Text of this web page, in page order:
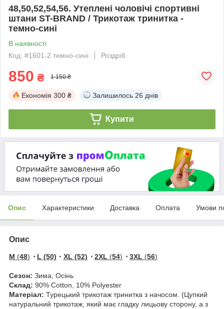
48,50,52,54,56. Утеплені чоловічі спортивні
штани ST-BRAND / Трикотаж тринитка -
темно-сині
В наявності
Код: #1601-2 темно-сині
Роздріб
850 ₴ 1 150 ₴
Економія 300 ₴ Залишилось 26 днів
Купити
Опис Характеристики Доставка Оплата Умови
Опис
M (48) ・ L (50) ・ XL (52) ・ 2XL (54) ・ 3XL (56)
Сезон: Зима, Осінь
Склад: 90% Cotton, 10% Polyester
Матеріал: Турецький трикотаж тринитка з начосом. (Цупкий
натуральний трикотаж, який має гладку лицьову сторону, а з